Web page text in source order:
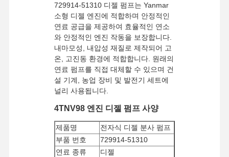
729914-51310 디젤 펌프는 Yanmar
소형 디젤 엔진에 적합하며 안정적인
연료 공급을 제공하여 효율적인 연소
와 안정적인 엔진 작동을 보장합니다.
내마모성, 내압성 재질로 제작되어 고
온, 고진동 환경에 적합합니다. 원래의
연료 펌프를 직접 대체할 수 있으며 건
설 기계, 농업 장비 및 발전기 세트에
널리 사용됩니다.
4TNV98 엔진 디젤 펌프 사양
제품명
전자식 디젤 분사 펌프
부품 번호
729914-51310
연료 종류
디젤